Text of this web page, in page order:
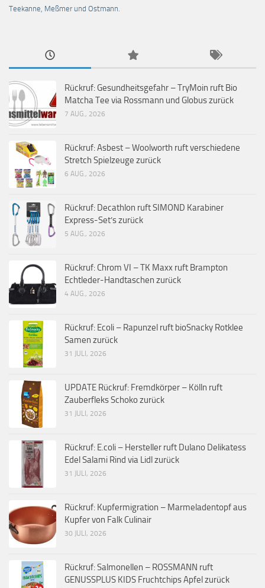
Teekanne, Meßmer und Ostmann.
Rückruf: Gesundheitsgefahr – TryMoin ruft Bio
Matcha Tee via Rossmann und Globus zurück
7 AUG., 2026
Rückruf: Asbest – Woolworth ruft verschiedene
Stretch Spielzeuge zurück
6 AUG., 2026
Rückruf: Decathlon ruft SIMOND Karabiner
Express-Set’s zurück
5 AUG., 2026
Rückruf: Chrom VI – TK Maxx ruft Brampton
Echtleder-Handtaschen zurück
4 AUG., 2026
Rückruf: Ecoli – Rapunzel ruft bioSnacky Rotklee
Samen zurück
31 JULI, 2026
UPDATE Rückruf: Fremdkörper – Kölln ruft
Zauberfleks Schoko zurück
31 JULI, 2026
Rückruf: E.coli – Hersteller ruft Dulano Delikatess
Edel Salami Rind via Lidl zurück
31 JULI, 2026
Rückruf: Kupfermigration – Marmeladentopf aus
Kupfer von Falk Culinair
30 JULI, 2026
Rückruf: Salmonellen – ROSSMANN ruft
GENUSSPLUS KIDS Fruchtchips Apfel zurück